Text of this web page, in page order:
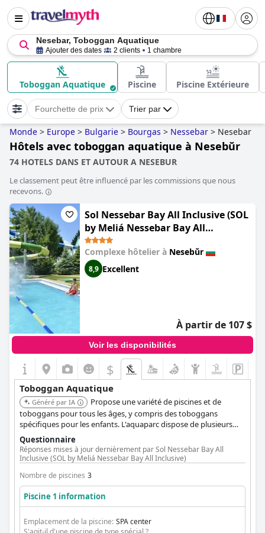
Nesebar, Toboggan Aquatique
Ajouter des dates 2 clients 1 chambre
Toboggan Aquatique Piscine Piscine Extérieure
Fourchette de prix Trier par
Monde > Europe > Bulgarie > Bourgas > Nessebar > Nesebar
Hôtels avec toboggan aquatique à Nesebŭr
74 HOTELS DANS ET AUTOUR A NESEBUR
Le classement peut être influencé par les commissions que nous
recevons.
Sol Nessebar Bay All Inclusive (SOL
by Meliá Nessebar Bay All
Inclusive)
Complexe hôtelier à Nesebŭr
8,9 Excellent
À partir de 107 $
Voir les disponibilités
$
Toboggan Aquatique
Généré par IA
Propose une variété de piscines et de
toboggans pour tous les âges, y compris des toboggans
spécifiques pour les enfants. L'aquaparc dispose de plusieurs
piscines et toboggans, dont le Toboganul mare et le Toboganul
Rocky River. La zone des toboggans est bien entretenue, offrant
une expérience de glisse aquatique agréable.
Questionnaire
Réponses mises à jour dernièrement par Sol Nessebar Bay All
Inclusive (SOL by Meliá Nessebar Bay All Inclusive)
Nombre de piscines 3
Piscine 1 information
Emplacement de la piscine: SPA center